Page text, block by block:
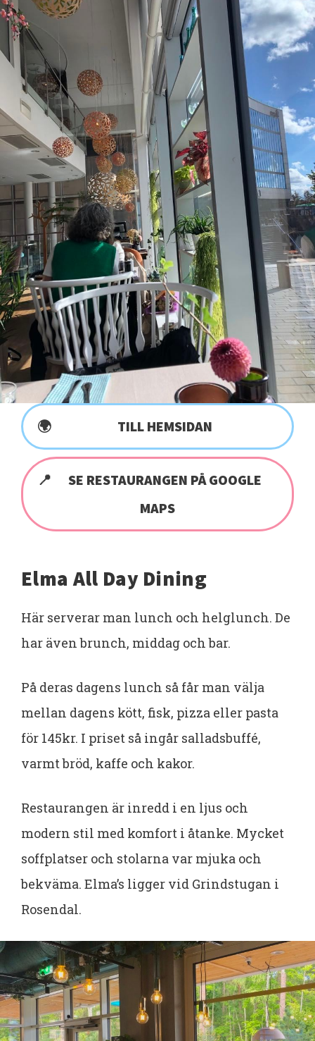
TILL HEMSIDAN
SE RESTAURANGEN PÅ GOOGLE
MAPS
Elma All Day Dining
Här serverar man lunch och helglunch. De
har även brunch, middag och bar.
På deras dagens lunch så får man välja
mellan dagens kött, fisk, pizza eller pasta
för 145kr. I priset så ingår salladsbuffé,
varmt bröd, kaffe och kakor.
Restaurangen är inredd i en ljus och
modern stil med komfort i åtanke. Mycket
soffplatser och stolarna var mjuka och
bekväma. Elma’s ligger vid Grindstugan i
Rosendal.